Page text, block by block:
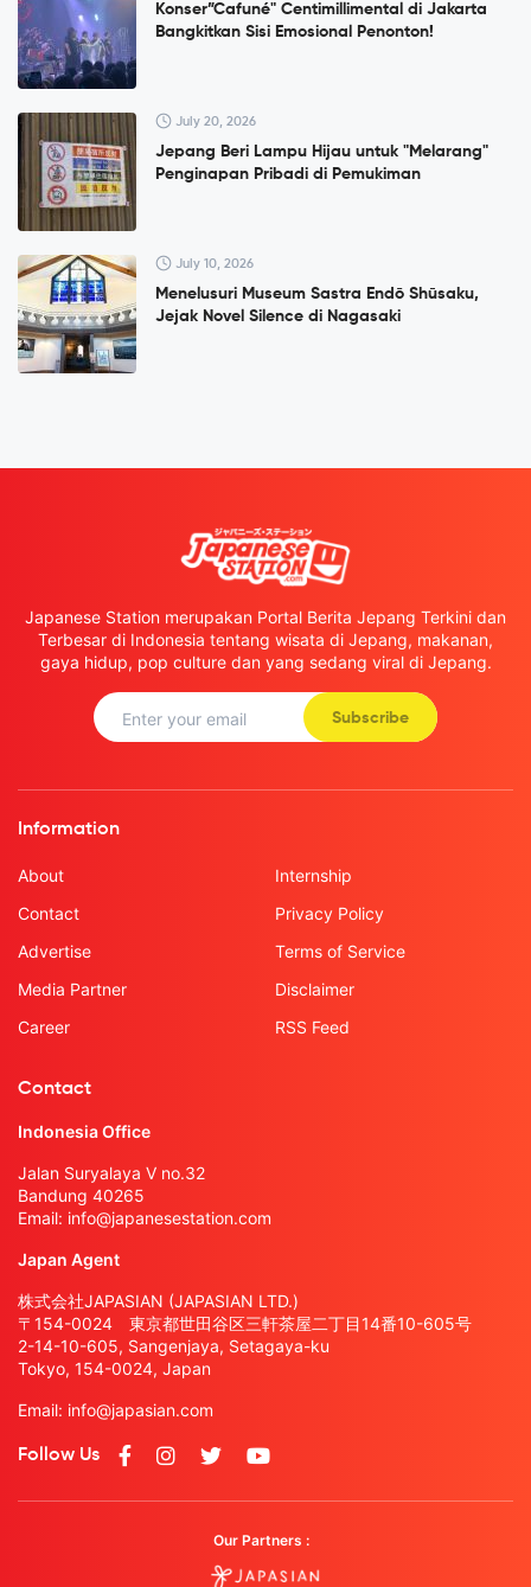
Konser”Cafuné" Centimillimental di Jakarta
Bangkitkan Sisi Emosional Penonton!
July 20, 2026
Jepang Beri Lampu Hijau untuk "Melarang"
Penginapan Pribadi di Pemukiman
July 10, 2026
Menelusuri Museum Sastra Endō Shūsaku,
Jejak Novel Silence di Nagasaki
Japanese Station merupakan Portal Berita Jepang Terkini dan
Terbesar di Indonesia tentang wisata di Jepang, makanan,
gaya hidup, pop culture dan yang sedang viral di Jepang.
Subscribe
Information
About
Contact
Advertise
Media Partner
Career
Internship
Privacy Policy
Terms of Service
Disclaimer
RSS Feed
Contact
Indonesia Office
Jalan Suryalaya V no.32
Bandung 40265
Email: info@japanesestation.com
Japan Agent
株式会社JAPASIAN (JAPASIAN LTD.)
〒154-0024 東京都世田谷区三軒茶屋二丁目14番10-605号
2-14-10-605, Sangenjaya, Setagaya-ku
Tokyo, 154-0024, Japan
Email: info@japasian.com
Follow Us
Our Partners :